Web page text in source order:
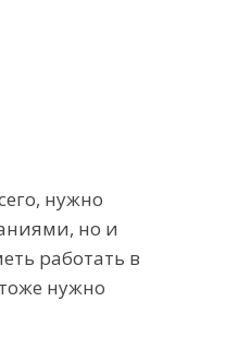
нужно
но и
работать в
нужно